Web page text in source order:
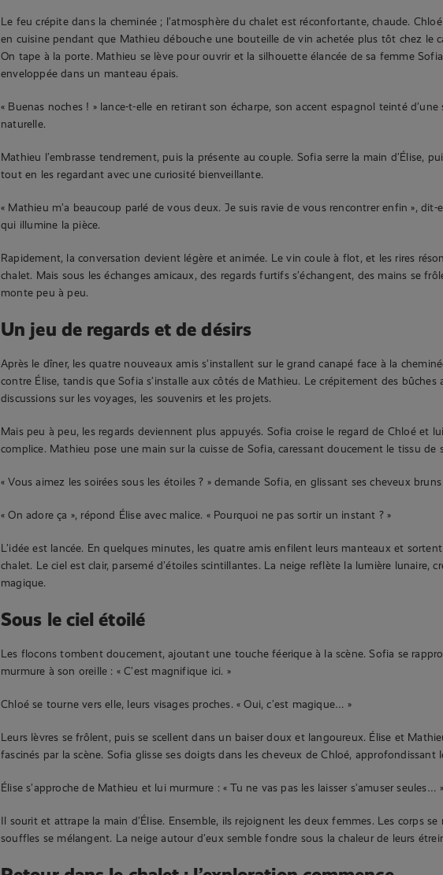
Le feu crépite dans la cheminée ; l’atmosphère du chalet est réconfortante, chaude.
en cuisine pendant que Mathieu débouche une bouteille de vin achetée plus tôt chez le
On tape à la porte. Mathieu se lève pour ouvrir et la silhouette élancée de sa femme
enveloppée dans un manteau épais.
« Buenas noches ! » lance-t-elle en retirant son écharpe, son accent espagnol teinté d’une
naturelle.
Mathieu l’embrasse tendrement, puis la présente au couple. Sofia serre la main d’Élise,
tout en les regardant avec une curiosité bienveillante.
« Mathieu m’a beaucoup parlé de vous deux. Je suis ravie de vous rencontrer enfin », dit-
qui illumine la pièce.
Rapidement, la conversation devient légère et animée. Le vin coule à flot, et les rires
chalet. Mais sous les échanges amicaux, des regards furtifs s’échangent, des mains se
monte peu à peu.
Un jeu de regards et de désirs
Après le dîner, les quatre nouveaux amis s’installent sur le grand canapé face à la
contre Élise, tandis que Sofia s’installe aux côtés de Mathieu. Le crépitement des bûches
discussions sur les voyages, les souvenirs et les projets.
Mais peu à peu, les regards deviennent plus appuyés. Sofia croise le regard de Chloé et
complice. Mathieu pose une main sur la cuisse de Sofia, caressant doucement le tissu de
« Vous aimez les soirées sous les étoiles ? » demande Sofia, en glissant ses cheveux
« On adore ça », répond Élise avec malice. « Pourquoi ne pas sortir un instant ? »
L’idée est lancée. En quelques minutes, les quatre amis enfilent leurs manteaux et
chalet. Le ciel est clair, parsemé d’étoiles scintillantes. La neige reflète la lumière lunaire,
magique.
Sous le ciel étoilé
Les flocons tombent doucement, ajoutant une touche féerique à la scène. Sofia se
murmure à son oreille : « C’est magnifique ici. »
Chloé se tourne vers elle, leurs visages proches. « Oui, c’est magique… »
Leurs lèvres se frôlent, puis se scellent dans un baiser doux et langoureux. Élise et
fascinés par la scène. Sofia glisse ses doigts dans les cheveux de Chloé, approfondissant
Élise s’approche de Mathieu et lui murmure : « Tu ne vas pas les laisser s’amuser seules… »
Il sourit et attrape la main d’Élise. Ensemble, ils rejoignent les deux femmes. Les corps se
souffles se mélangent. La neige autour d’eux semble fondre sous la chaleur de leurs